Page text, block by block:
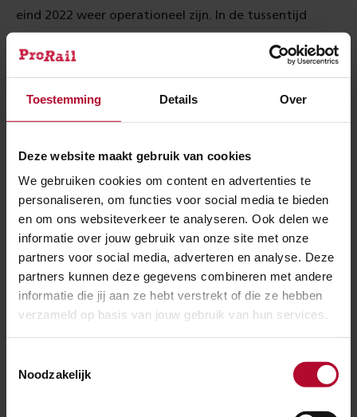
Toestemming Details Over
Deze website maakt gebruik van cookies
We gebruiken cookies om content en advertenties te
personaliseren, om functies voor social media te bieden
en om ons websiteverkeer te analyseren. Ook delen we
informatie over jouw gebruik van onze site met onze
partners voor social media, adverteren en analyse. Deze
partners kunnen deze gegevens combineren met andere
informatie die jij aan ze hebt verstrekt of die ze hebben
verzameld op basis van jouw gebruik van hun services.
Noodzakelijk
eind 2022 weer operationeel zijn. In de tussentijd
de normale trappen, of van de lift.
Of zocht je een naar een
antwoord op deze vraag?
Welk alternatief bieden jullie als een roltrap
defect is?
Waarom is soms niet goed zichtbaar of en
waarom een roltrap stilstaat?
Wie is verantwoordelijk voor de roltrappen op